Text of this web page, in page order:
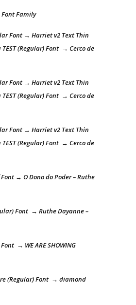
Font Family
Font → Harriet v2 Text Thin
(Regular) Font → Cerco de
Font → Harriet v2 Text Thin
(Regular) Font → Cerco de
Font → Harriet v2 Text Thin
(Regular) Font → Cerco de
Font → O Dono do Poder – Ruthe
Font → Ruthe Dayanne –
→ WE ARE SHOWING
(Regular) Font → diamond